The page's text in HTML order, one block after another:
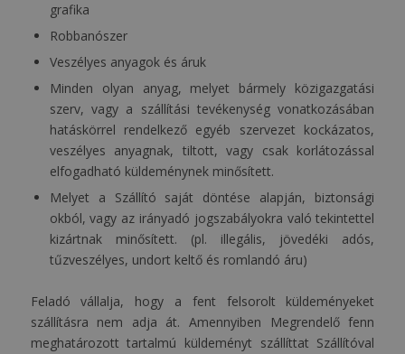
grafika
Robbanószer
Veszélyes anyagok és áruk
Minden olyan anyag, melyet bármely közigazgatási
szerv, vagy a szállítási tevékenység vonatkozásában
hatáskörrel rendelkező egyéb szervezet kockázatos,
veszélyes anyagnak, tiltott, vagy csak korlátozással
elfogadható küldeménynek minősített.
Melyet a Szállító saját döntése alapján, biztonsági
okból, vagy az irányadó jogszabályokra való tekintettel
kizártnak minősített. (pl. illegális, jövedéki adós,
tűzveszélyes, undort keltő és romlandó áru)
Feladó vállalja, hogy a fent felsorolt küldeményeket
szállításra nem adja át. Amennyiben Megrendelő fenn
meghatározott tartalmú küldeményt szállíttat Szállítóval